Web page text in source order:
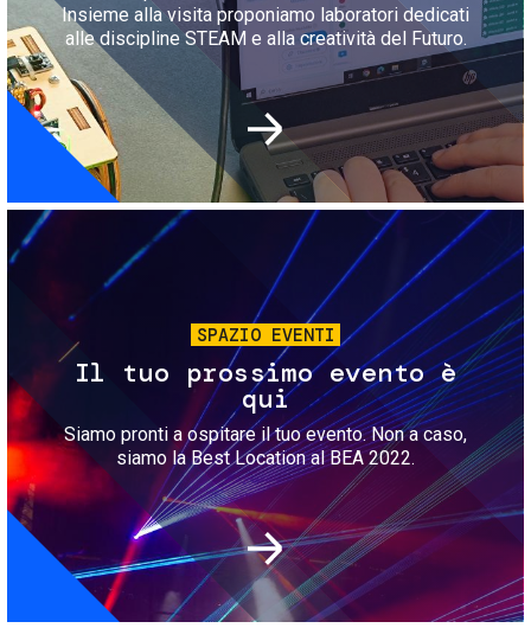
Insieme alla visita proponiamo laboratori dedicati
alle discipline STEAM e alla creatività del Futuro.
Immagine
SPAZIO EVENTI
Il tuo prossimo evento è
qui
Siamo pronti a ospitare il tuo evento. Non a caso,
siamo la Best Location al BEA 2022.